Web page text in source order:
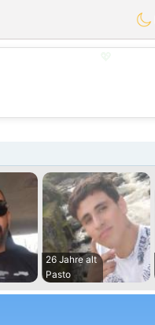
26 Jahre alt
Pasto